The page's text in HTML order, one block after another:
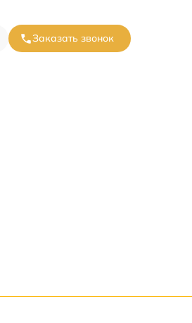
Заказать звонок